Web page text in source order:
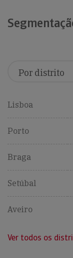
Lisboa
Porto
Braga
Setúbal
Aveiro
Ver todos os